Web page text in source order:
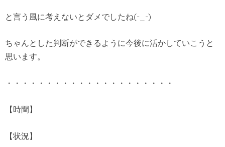
と言う風に考えないとダメでしたね(-_-)
ちゃんとした判断ができるように今後に活かしていこうと
思います。
・・・・・・・・・・・・・・・・・・・・・
【時間】
【状況】